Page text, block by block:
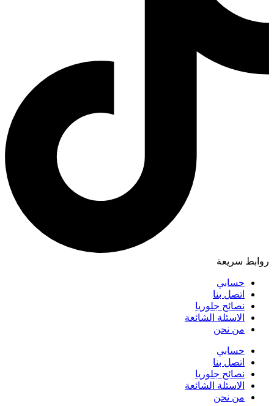
روابط سريعة
حسابي
اتصل بنا
نصائح جلوريا
الاسئلة الشائعة
من نحن
حسابي
اتصل بنا
نصائح جلوريا
الاسئلة الشائعة
من نحن